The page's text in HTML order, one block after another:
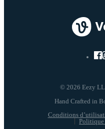
© 2026 Eezy
Conditions